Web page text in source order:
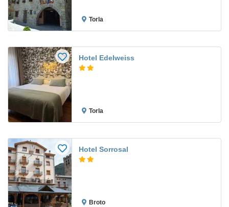
Torla
Hotel Edelweiss
Torla
Hotel Sorrosal
Broto